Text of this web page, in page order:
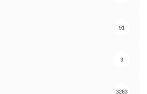
91
3
3263